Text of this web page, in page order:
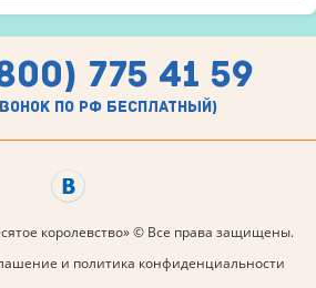
775 41 59
по рф бесплатный)
королевство» © Все права защищены.
и политика конфиденциальности